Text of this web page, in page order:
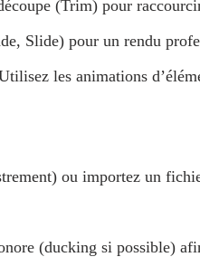
(Trim) pour
Slide) pour un rendu
les animations
ou importez un
(ducking si possible)